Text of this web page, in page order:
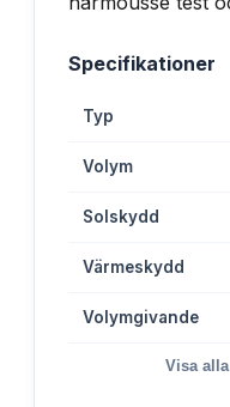
Specifikationer
Typ
Volym
Solskydd
Värmeskydd
Volymgivande
Visa alla